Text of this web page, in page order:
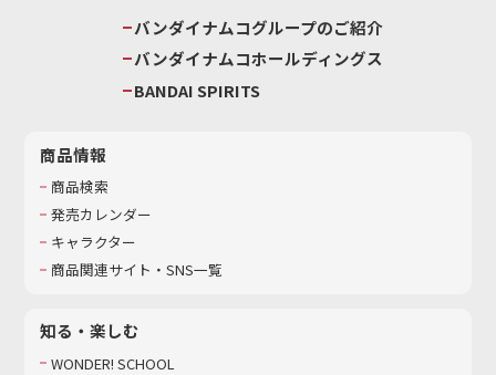
バンダイナムコグループのご紹介
バンダイナムコホールディングス
BANDAI SPIRITS
商品情報
商品検索
発売カレンダー
キャラクター
商品関連サイト・SNS一覧
知る・楽しむ
WONDER! SCHOOL